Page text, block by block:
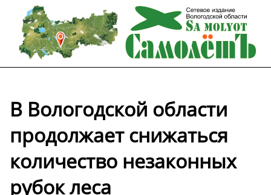
В Вологодской области
продолжает снижаться
количество незаконных
рубок леса